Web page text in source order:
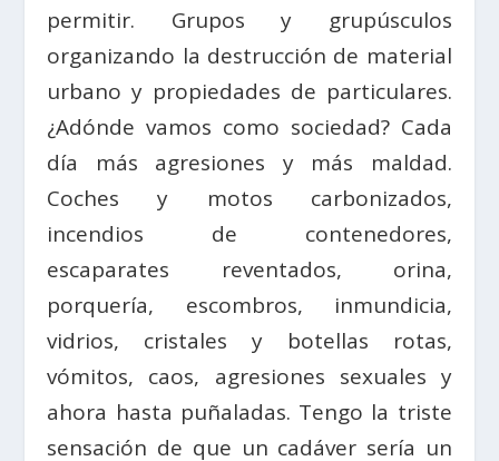
permitir. Grupos y grupúsculos
organizando la destrucción de material
urbano y propiedades de particulares.
¿Adónde vamos como sociedad? Cada
día más agresiones y más maldad.
Coches y motos carbonizados,
incendios de contenedores,
escaparates reventados, orina,
porquería, escombros, inmundicia,
vidrios, cristales y botellas rotas,
vómitos, caos, agresiones sexuales y
ahora hasta puñaladas. Tengo la triste
sensación de que un cadáver sería un